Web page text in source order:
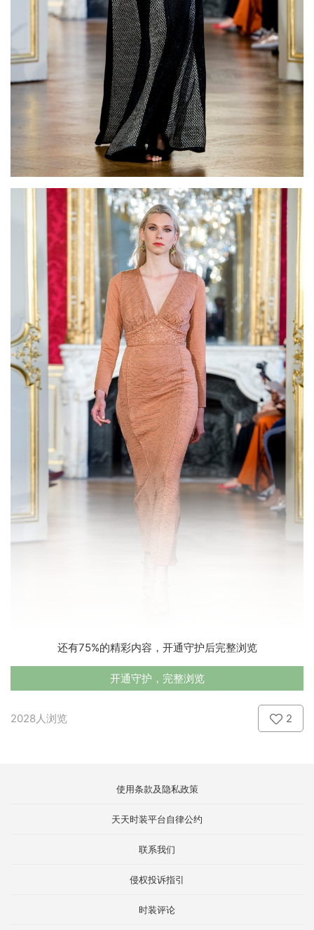
还有75%的精彩内容，开通守护后完整浏览
开通守护，完整浏览
2028人浏览 2
使用条款及隐私政策
天天时装平台自律公约
联系我们
侵权投诉指引
时装评论